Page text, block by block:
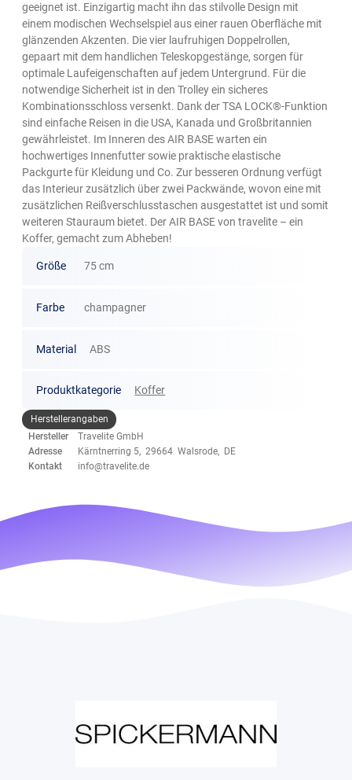
geeignet ist. Einzigartig macht ihn das stilvolle Design mit
einem modischen Wechselspiel aus einer rauen Oberfläche mit
glänzenden Akzenten. Die vier laufruhigen Doppelrollen,
gepaart mit dem handlichen Teleskopgestänge, sorgen für
optimale Laufeigenschaften auf jedem Untergrund. Für die
notwendige Sicherheit ist in den Trolley ein sicheres
Kombinationsschloss versenkt. Dank der TSA LOCK®-Funktion
sind einfache Reisen in die USA, Kanada und Großbritannien
gewährleistet. Im Inneren des AIR BASE warten ein
hochwertiges Innenfutter sowie praktische elastische
Packgurte für Kleidung und Co. Zur besseren Ordnung verfügt
das Interieur zusätzlich über zwei Packwände, wovon eine mit
zusätzlichen Reißverschlusstaschen ausgestattet ist und somit
weiteren Stauraum bietet. Der AIR BASE von travelite – ein
Koffer, gemacht zum Abheben!
Größe 75 cm
Farbe champagner
Material ABS
Produktkategorie Koffer
Herstellerangaben
Hersteller
Travelite GmbH
Adresse
Kärntnerring 5, 29664 Walsrode, DE
Kontakt
info@travelite.de